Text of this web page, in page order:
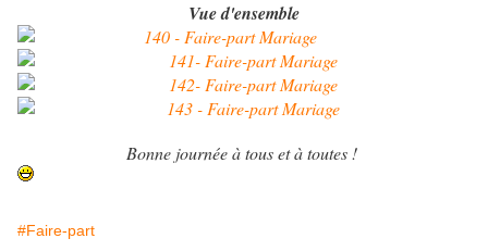
Vue d'ensemble
Bonne journée à tous et à toutes !
#Faire-part